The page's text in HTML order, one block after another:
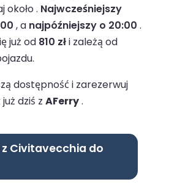
około . Najwcześniejszy
, a najpóźniejszy o 20:00 .
już od 810 złi zależą od
dostępność i zarezerwuj
dziś z AFerry.
Civitavecchia do